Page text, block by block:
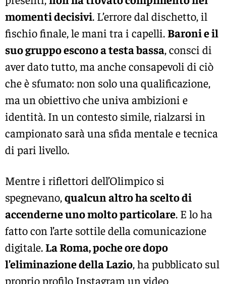
momenti decisivi. L’errore dal dischetto, il
fischio finale, le mani tra i capelli.Baroni e il
suo gruppo escono a testa bassa, consci di
aver dato tutto, ma anche consapevoli di ciò
che è sfumato: non solo una qualificazione,
ma un obiettivo che univa ambizioni e
identità. In un contesto simile, rialzarsi in
campionato sarà una sfida mentale e tecnica
di pari livello.
Mentre i riflettori dell’Olimpico si
spegnevano,qualcun altro ha scelto di
accenderne uno molto particolare. E lo ha
fatto con l’arte sottile della comunicazione
digitale.La Roma, poche ore dopo
l’eliminazione della Lazio, ha pubblicato sul
proprio profilo Instagram un video